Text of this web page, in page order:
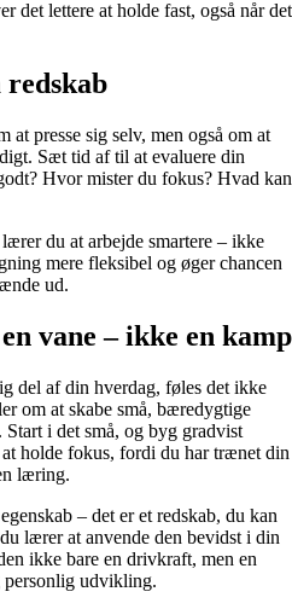
det lettere at holde fast, også når det
presse sig selv, men også om at
Sæt tid af til at evaluere din
Hvor mister du fokus? Hvad kan
du at arbejde smartere – ikke
mere fleksibel og øger chancen
ud.
vane – ikke en kamp
del af din hverdag, føles det ikke
om at skabe små, bæredygtige
i det små, og byg gradvist
holde fokus, fordi du har trænet din
læring.
– det er et redskab, du kan
lærer at anvende den bevidst i din
ikke bare en drivkraft, men en
udvikling.